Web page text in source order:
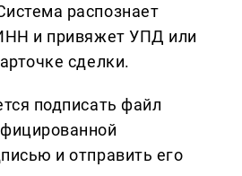
распознает
и привяжет УПД или
сделки.
подписать файл
и отправить его